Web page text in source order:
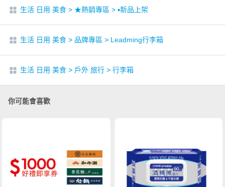
生活 日用 美食 > ★熱銷專區 > ▪︎新品上架
生活 日用 美食 > 品牌專區 > Leadming行李箱
生活 日用 美食 > 戶外 旅行 > 行李箱
你可能會喜歡